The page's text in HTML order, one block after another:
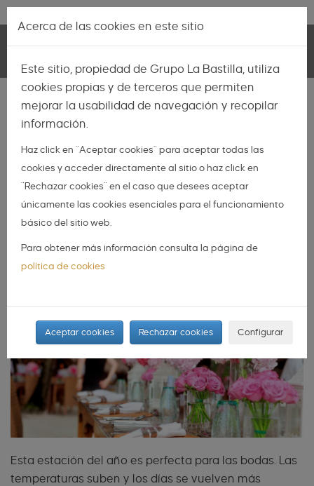
Pasar al contenido principal
navigation
INSPIRACIÓN
NOVIOS
ORGANIZA TU BODA
DIARIO DE UNA BODA
Las ideas más románticas
Esta estación del año es perfecta para las bodas. Las
temperaturas suben y los días se vuelven más
Acerca de las cookies en este sitio
Este sitio, propiedad de Grupo La Bastilla, utiliza
cookies propias y de terceros que permiten
mejorar la usabilidad de navegación y recopilar
información.
Haz click en "Aceptar cookies" para aceptar todas las
cookies y acceder directamente al sitio o haz click en
"Rechazar cookies" en el caso que desees aceptar
únicamente las cookies esenciales para el funcionamiento
básico del sitio web.
Para obtener más información consulta la página de
política de cookies
Aceptar cookies Rechazar cookies Configurar